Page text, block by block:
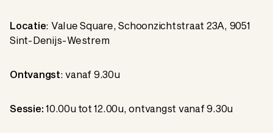
Locatie: Value Square, Schoonzichtstraat 23A, 9051
Sint-Denijs-Westrem
Ontvangst: vanaf 9.30u
Sessie: 10.00u tot 12.00u, ontvangst vanaf 9.30u